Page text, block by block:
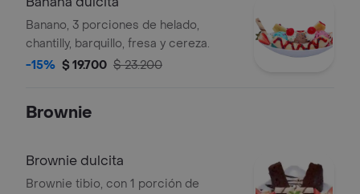
Banano, 3 porciones de helado,
chantilly, barquillo, fresa y cereza.
-15% $ 19.700 $ 23.200
Brownie
Brownie dulcita
Brownie tibio, con 1 porción de